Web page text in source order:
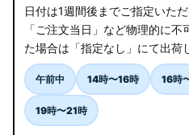
日付は1週間後までご指定いただ
「ご注文当日」など物理的に
た場合は「指定なし」にて出荷
午前中 14時〜16時 16時
19時〜21時